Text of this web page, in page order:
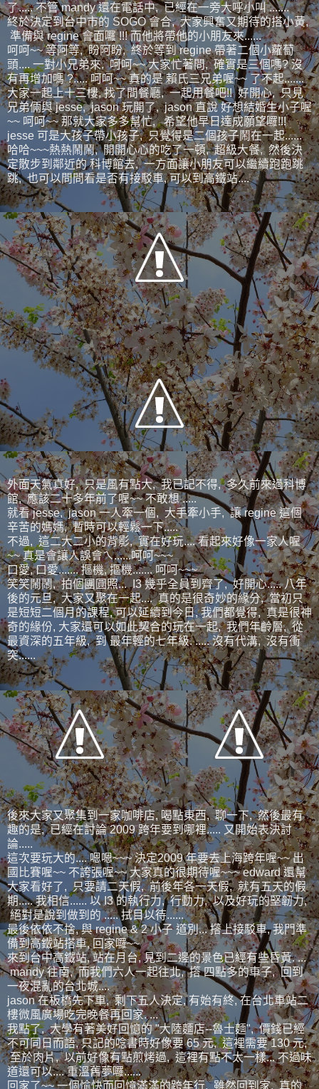
了..... 不管 mandy 還在電話中, 已經在一旁大呼小叫 .......
終於決定到台中市的 SOGO 會合, 大家興奮又期待的搭小黃,
準備與 regine 會面囉 !!! 而他將帶他的小朋友來......
呵呵~~ 等阿等, 盼阿盼, 終於等到 regine 帶著二個小蘿蔔
頭.... 一對小兄弟來, 呵呵~~ 大家忙著問, 確實是三個嗎? 沒
有再增加嗎 ?..... 呵呵~~ 真的是 賴氏三兄弟喔~~ 了不起.......
大家一起上十三樓, 找了間餐廳, 一起用餐吧!! 好開心, 只見
兄弟倆與 jesse, jason 玩開了, jason 直說 好想結婚生小子喔
~~ 呵呵~~ 那就大家多多幫忙, 希望他早日達成願望囉!!!
jesse 可是大孩子帶小孩子, 只覺得是二個孩子鬧在一起......
哈哈~~~熱熱鬧鬧, 開開心心的吃了一頓, 超級大餐, 然後決
定散步到鄰近的 科博館去, 一方面讓小朋友可以繼續跑跑跳
跳, 也可以問問看是否有接駁車, 可以到高鐵站....
外面天氣真好, 只是風有點大, 我已記不得, 多久前來過科博
館, 應該二十多年前了喔~~ 不敢想 .....
就看 jesse, jason 一人牽一個, 大手牽小手, 讓 regine 這個
辛苦的媽媽, 暫時可以輕鬆一下.....
不過, 這二大二小的背影, 實在好玩.... 看起來好像一家人喔
~~ 真是會讓人誤會ㄟ......呵呵~~~
口愛, 口愛....... 摳機, 摳機....... 呵呵~~~
笑笑鬧鬧, 拍個團圓照... I3 幾乎全員到齊了, 好開心..... 八年
後的元旦, 大家又聚在一起.... 真的是很奇妙的緣分, 當初只
是短短二個月的課程, 可以延續到今日, 我們都覺得, 真是很神
奇的緣份, 大家還可以如此契合的玩在一起, 我們年齡層, 從
最資深的五年級, 到 最年輕的七年級. ..... 沒有代溝, 沒有衝
突......
後來大家又聚集到一家咖啡店, 喝點東西, 聊一下, 然後最有
趣的是, 已經在討論 2009 跨年要到哪裡..... 又開始表決討
論.....
這次要玩大的.... 嗯嗯~~~ 決定2009 年要去上海跨年喔~~ 出
國比賽喔~~ 不誇張喔~~ 大家真的很期待喔~~~ edward 還幫
大家看好了, 只要請二天假, 前後年各一天假, 就有五天的假
期..... 我相信...... 以 I3 的執行力, 行動力, 以及好玩的堅韌力,
絕對是說到做到的 ..... 拭目以待......
最後依依不捨, 與 regine & 2 小子 道別... 撘上接駁車, 我門準
備到高鐵站搭車, 回家囉~~
來到台中高鐵站, 站在月台, 見到二邊的景色已經有些昏黃. ...
mandy 往南, 而我們六人一起往北, 撘 四點多的車子, 回到
一夜混亂的台北城....
jason 在板橋先下車, 剩下五人決定, 有始有終, 在台北車站二
樓微風廣場吃完晚餐再回家. ...
我點了, 大學有著美好回憶的 "大陸麵店--魯士麵", 價錢已經
不可同日而語, 只記的唸書時好像要 65 元, 這裡需要 130 元,
至於肉片, 以前好像有點煎烤過, 這裡有點不太一樣... 不過味
道還可以.... 重溫舊夢囉......
回家了~~ 一個愉快而回憶滿滿的跨年行, 雖然回到家, 真的